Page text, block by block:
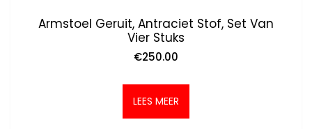
Armstoel Geruit, Antraciet Stof, Set Van
Vier Stuks
€250.00
LEES MEER